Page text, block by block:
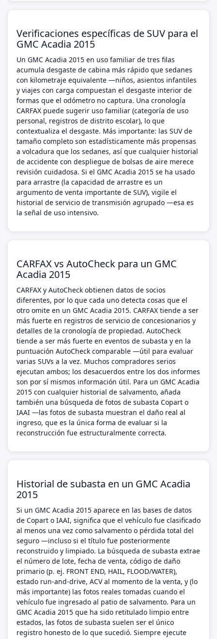
Verificaciones específicas de SUV para el
GMC Acadia 2015
Un GMC Acadia 2015 en uso familiar de tres filas
acumula desgaste de cabina más rápido que sedanes
con kilometraje equivalente —niños, asientos infantiles
y viajes con carga compuestan el desgaste interior de
formas que el odómetro no captura. Una cronología
CARFAX puede sugerir uso familiar (categoría de uso
personal, registros de distrito escolar), lo que
contextualiza el desgaste. Más importante: las SUV de
tamaño completo son estadísticamente más propensas
a volcadura que los sedanes, así que cualquier historial
de accidente con despliegue de bolsas de aire merece
revisión cuidadosa. Si el GMC Acadia 2015 se ha usado
para arrastre (la capacidad de arrastre es un
argumento de venta importante de SUV), vigile el
historial de servicio de transmisión agrupado —esa es
la señal de uso intensivo.
CARFAX vs AutoCheck para un GMC
Acadia 2015
CARFAX y AutoCheck obtienen datos de socios
diferentes, por lo que cada uno detecta cosas que el
otro omite en un GMC Acadia 2015. CARFAX tiende a ser
más fuerte en registros de servicio de concesionarios y
detalles de la cronología de propiedad. AutoCheck
tiende a ser más fuerte en eventos de subasta y en la
puntuación AutoCheck comparable —útil para evaluar
varias SUVs a la vez. Muchos compradores serios
ejecutan ambos; los desacuerdos entre los dos informes
son por sí mismos información útil. Para un GMC Acadia
2015 con cualquier historial de salvamento, añada
también una búsqueda de fotos de subasta Copart o
IAAI —las fotos de subasta muestran el daño real al
ingreso, que es la única forma de evaluar si la
reconstrucción fue estructuralmente correcta.
Historial de subasta en un GMC Acadia
2015
Si un GMC Acadia 2015 aparece en las bases de datos
de Copart o IAAI, significa que el vehículo fue clasificado
al menos una vez como salvamento o pérdida total del
seguro —incluso si el título fue posteriormente
reconstruido y limpiado. La búsqueda de subasta extrae
el número de lote, fecha de venta, código de daño
primario (p. ej. FRONT END, HAIL, FLOOD/WATER),
estado run-and-drive, ACV al momento de la venta, y (lo
más importante) las fotos reales tomadas cuando el
vehículo fue ingresado al patio de salvamento. Para un
GMC Acadia 2015 que ha sido retitulado limpio entre
estados, las fotos de subasta suelen ser el único
registro honesto de lo que sucedió. Siempre ejecute